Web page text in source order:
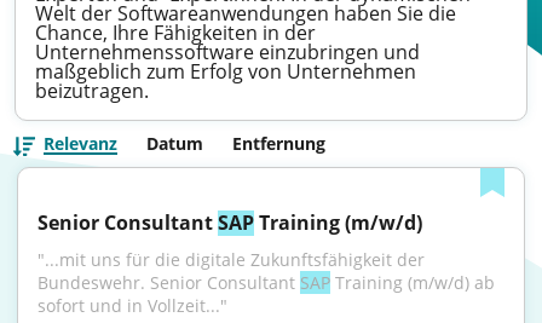
Welt der Softwareanwendungen haben Sie die
Chance, Ihre Fähigkeiten in der
Unternehmenssoftware einzubringen und
maßgeblich zum Erfolg von Unternehmen
beizutragen.
Relevanz Datum Entfernung
Senior Consultant SAP Training (m/w/d)
"...mit uns für die digitale Zukunftsfähigkeit der
Bundeswehr. Senior Consultant SAP Training (m/w/d) ab
sofort und in Vollzeit..."